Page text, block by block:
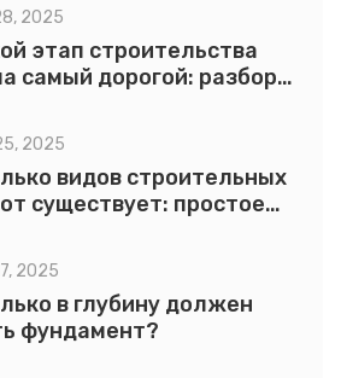
всех, кто ценит долговечность и
2025
этап строительства
самый дорогой: разбор
2025
видов строительных
существует: простое
2025
в глубину должен
фундамент?